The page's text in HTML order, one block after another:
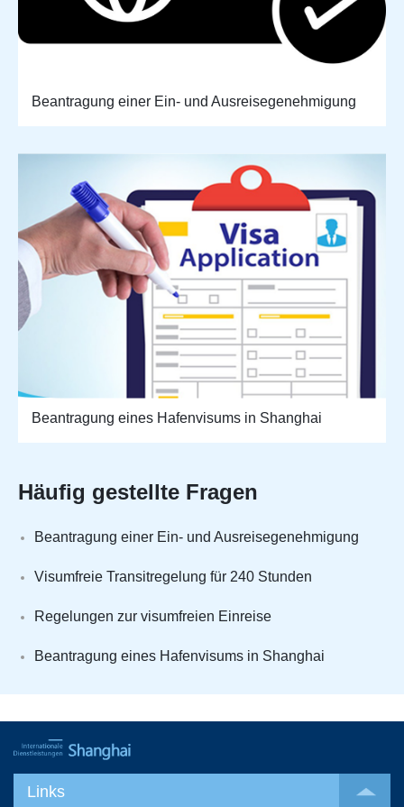
Beantragung einer Ein- und Ausreisegenehmigung
Beantragung eines Hafenvisums in Shanghai
Häufig gestellte Fragen
Beantragung einer Ein- und Ausreisegenehmigung
Visumfreie Transitregelung für 240 Stunden
Regelungen zur visumfreien Einreise
Beantragung eines Hafenvisums in Shanghai
Links